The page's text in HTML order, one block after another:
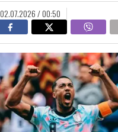
02.07.2026 / 00:50